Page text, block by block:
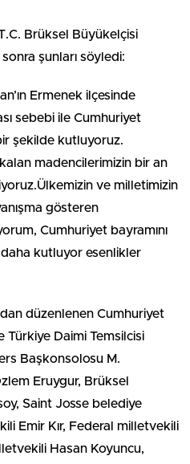
Brüksel Büyükelçisi
şunları söyledi:
Ermenek ilçesinde
sebebi ile Cumhuriyet
şekilde kutluyoruz.
madencilerimizin bir an
ve milletimizin
gösteren
Cumhuriyet bayramını
kutluyor esenlikler
düzenlenen Cumhuriyet
Türkiye Daimi Temsilcisi
Başkonsolosu M.
Eruygur, Brüksel
Saint Josse belediye
Emir Kır, Federal milletvekili
Hasan Koyuncu,